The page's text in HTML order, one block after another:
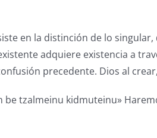
en la distinción de lo
adquiere existencia a
precedente. Dios al
be tzalmeinu kidmuteinu»